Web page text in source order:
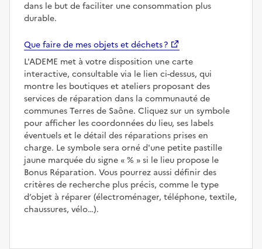
dans le but de faciliter une consommation plus
durable.
Que faire de mes objets et déchets ?
L'ADEME met à votre disposition une carte
interactive, consultable via le lien ci-dessus, qui
montre les boutiques et ateliers proposant des
services de réparation dans la communauté de
communes Terres de Saône. Cliquez sur un symbole
pour afficher les coordonnées du lieu, ses labels
éventuels et le détail des réparations prises en
charge. Le symbole sera orné d'une petite pastille
jaune marquée du signe
%
si le lieu propose le
Bonus Réparation. Vous pourrez aussi définir des
critères de recherche plus précis, comme le type
d’objet à réparer (électroménager, téléphone, textile,
chaussures, vélo…).